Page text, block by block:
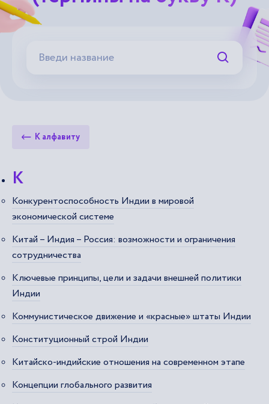
Искать
К алфавиту
К
Конкурентоспособность Индии в мировой
экономической системе
Китай – Индия – Россия: возможности и ограничения
сотрудничества
Ключевые принципы, цели и задачи внешней политики
Индии
Коммунистическое движение и «красные» штаты Индии
Конституционный строй Индии
Китайско-индийские отношения на современном этапе
Концепции глобального развития